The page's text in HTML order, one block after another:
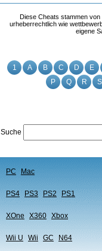
1 A B C D E
P
Q R S
Suche
PC Mac
PS4 PS3 PS2 PS1
XOne X360 Xbox
Wii U Wii GC N64
Diese Cheats stammen von
urheberrechtlich wie
eigene